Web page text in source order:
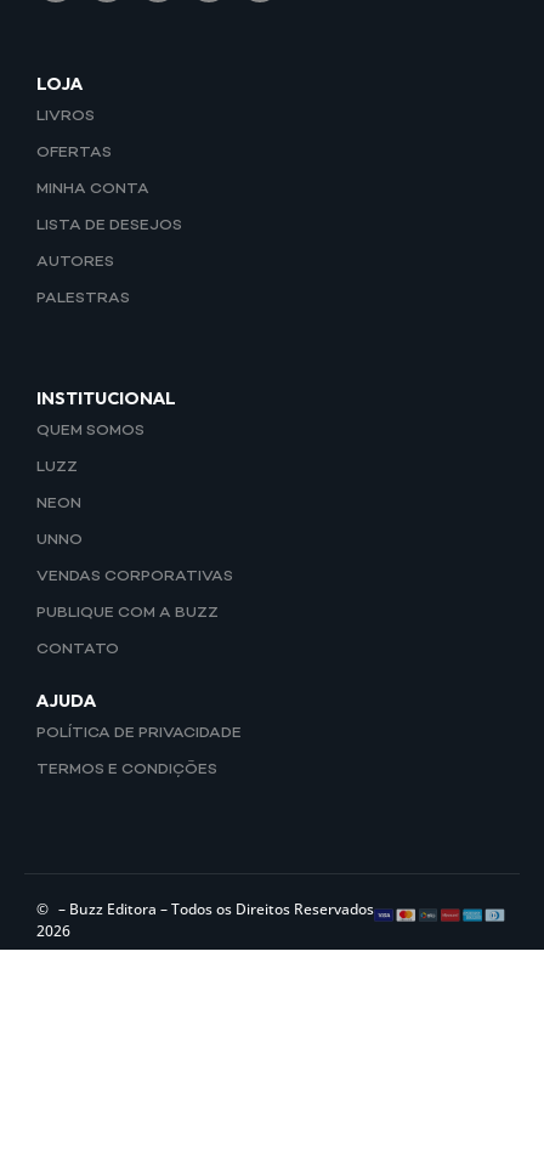
LOJA
LIVROS
OFERTAS
MINHA CONTA
LISTA DE DESEJOS
AUTORES
PALESTRAS
INSTITUCIONAL
QUEM SOMOS
LUZZ
NEON
UNNO
VENDAS CORPORATIVAS
PUBLIQUE COM A BUZZ
CONTATO
AJUDA
POLÍTICA DE PRIVACIDADE
TERMOS E CONDIÇÕES
©
2026
– Buzz Editora – Todos os Direitos Reservados